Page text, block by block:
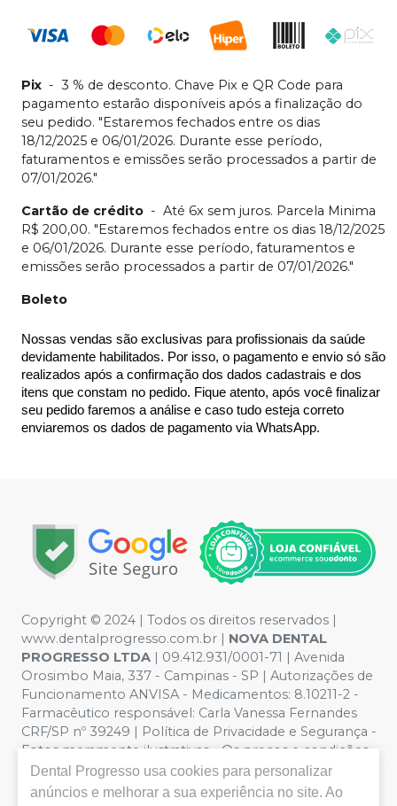
Pix - 3 % de desconto. Chave Pix e QR Code para
pagamento estarão disponíveis após a finalização do
seu pedido. "Estaremos fechados entre os dias
18/12/2025 e 06/01/2026. Durante esse período,
faturamentos e emissões serão processados a partir de
07/01/2026."
Cartão de crédito - Até 6x sem juros. Parcela Minima
R$ 200,00. "Estaremos fechados entre os dias 18/12/2025
e 06/01/2026. Durante esse período, faturamentos e
emissões serão processados a partir de 07/01/2026."
Boleto
Nossas vendas são exclusivas para profissionais da saúde
devidamente habilitados. Por isso, o pagamento e envio só são
realizados após a confirmação dos dados cadastrais e dos
itens que constam no pedido. Fique atento, após você finalizar
seu pedido faremos a análise e caso tudo esteja correto
enviaremos os dados de pagamento via WhatsApp.
Copyright © 2024 | Todos os direitos reservados |
www.dentalprogresso.com.br | NOVA DENTAL
PROGRESSO LTDA | 09.412.931/0001-71 | Avenida
Orosimbo Maia, 337 - Campinas - SP | Autorizações de
Funcionamento ANVISA - Medicamentos: 8.10211-2 -
Farmacêutico responsável: Carla Vanessa Fernandes
CRF/SP nº 39249 | Política de Privacidade e Segurança -
Fotos meramente ilustrativas - Os preços e condições
da loja virtual estão sujeitos a alterações. Em caso de
divergência de preços no site, o valor válido é o do
Dental Progresso usa cookies para personalizar
anúncios e melhorar a sua experiência no site. Ao